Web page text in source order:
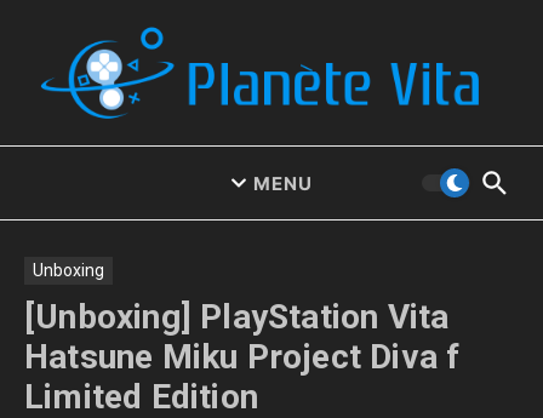
MENU
Unboxing
[Unboxing] PlayStation Vita
Hatsune Miku Project Diva f
Limited Edition